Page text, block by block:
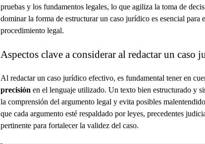
pruebas y los fundamentos legales, lo que agiliza la toma de
dominar la forma de estructurar un caso jurídico es esencial para
procedimiento legal.
Aspectos clave a considerar al redactar un caso
Al redactar un caso jurídico efectivo, es fundamental tener en
precisión en el lenguaje utilizado. Un texto bien estructurado y
la comprensión del argumento legal y evita posibles
que cada argumento esté respaldado por leyes, precedentes
pertinente para fortalecer la validez del caso.